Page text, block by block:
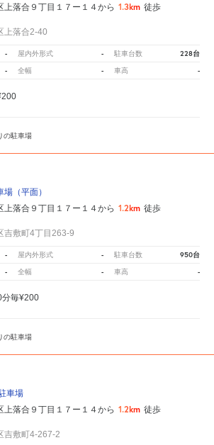
上落合９丁目１７ー１４から 1.3km 徒歩
上落合2-40
- 屋内外形式 - 駐車台数 228台
- 全幅 - 車高 -
の駐車場
（平面）
上落合９丁目１７ー１４から 1.2km 徒歩
吉敷町4丁目263-9
- 屋内外形式 - 駐車台数 950台
- 全幅 - 車高 -
分毎¥200
の駐車場
車場
上落合９丁目１７ー１４から 1.2km 徒歩
吉敷町4-267-2